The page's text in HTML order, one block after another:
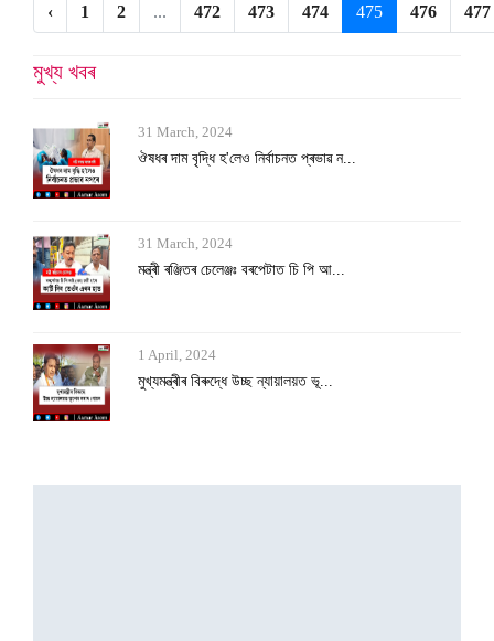
‹ 1 2 ... 472 473 474 475 476 477
মুখ্য খবৰ
31 March, 2024
মন্ত্ৰী ৰঞ্জিতৰ চেলেঞ্জঃ বৰপেটাত চি পি আ...
1 April, 2024
মুখ্যমন্ত্ৰীৰ বিৰুদ্ধে উচ্ছ ন্যায়ালয়ত ভূ...
1 April, 2024
আয়কৰৰ জালত চট্‌ফটাইছে কংগ্ৰেছে